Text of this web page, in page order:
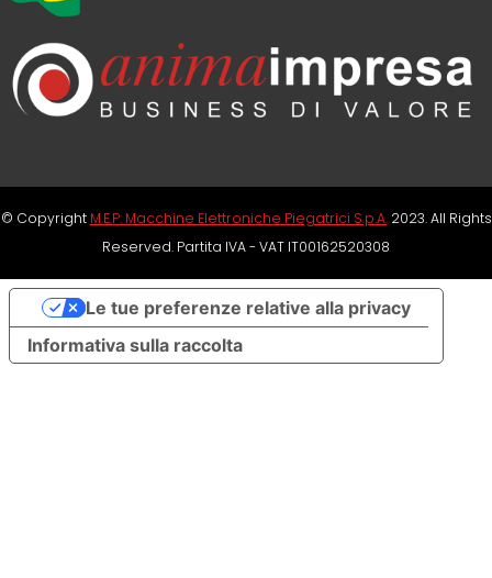
© Copyright M.E.P. Macchine Elettroniche Piegatrici S.p.A.2023. All Rights
Reserved. Partita IVA - VAT IT00162520308
Informativa sulla raccolta
Le tue preferenze relative alla privacy